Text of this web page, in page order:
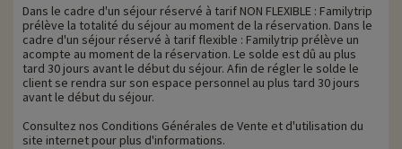
Dans le cadre d'un séjour réservé à tarif NON FLEXIBLE : Familytrip
prélève la totalité du séjour au moment de la réservation. Dans le
cadre d'un séjour réservé à tarif flexible : Familytrip prélève un
acompte au moment de la réservation. Le solde est dû au plus
tard 30 jours avant le début du séjour. Afin de régler le solde le
client se rendra sur son espace personnel au plus tard 30 jours
avant le début du séjour.
Consultez nos Conditions Générales de Vente et d'utilisation du
site internet pour plus d'informations.